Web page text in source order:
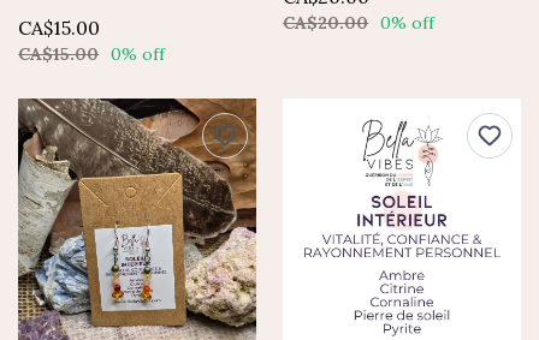
CA$15.00
CA$15.00 0% off
CA$20.00 0% off